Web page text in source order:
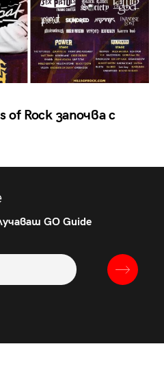
Rock започва с
GO Guide